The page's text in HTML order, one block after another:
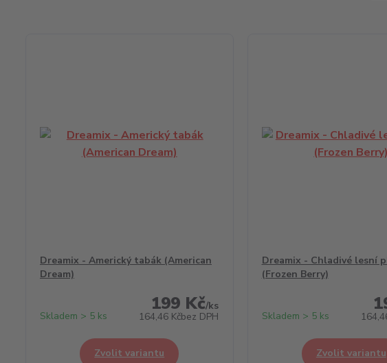
Dreamix - Americký tabák (American
Dream)
199 Kč/ks
164,46 Kčbez DPH
Skladem > 5 ks
Zvolit variantu
Dreamix - Chladivé lesní
(Frozen Berry)
Skladem > 5 ks
Zvolit variantu